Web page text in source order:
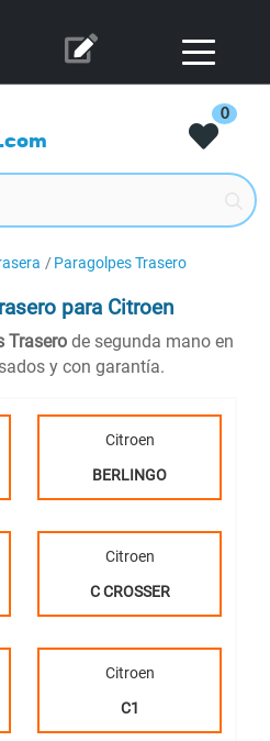
.com
0
Paragolpes Trasero
para Citroen
Trasero de segunda mano en
y con garantía.
Citroen
BERLINGO
Citroen
C CROSSER
Citroen
C1